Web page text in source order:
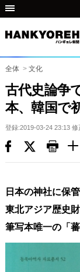
他
国
の
サ
イ
ト
の
リ
ク
다
른
全体 > 文化
古代史論争
本、韓国で
登録:2019-03-24 23:13
日本の神社に保
東北アジア歴史
筆写本唯一の「